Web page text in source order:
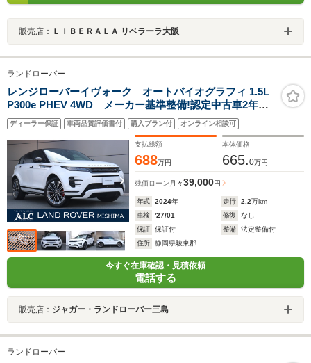
販売店： ＬＩＢＥＲＡＬＡ リベラーラ大阪
ランドローバー
レンジローバーイヴォーク オートバイオグラフィ 1.5L
P300e PHEV 4WD メーカー基準整備!認定中古車2年保
証付き
ディーラー保証 車両品質評価書付 購入プラン付 オンライン相談可
支払総額
688万円
本体価格
665.0万円
残価ローン 月々39,000円
年式 2024年 走行 2.2万km
車検
'27/01 修復
なし
保証
保証付 整備
法定整備付
住所
静岡県駿東郡
今すぐ在庫確認・見積依頼
電話する
販売店： ジャガー・ランドローバー三島
ランドローバー